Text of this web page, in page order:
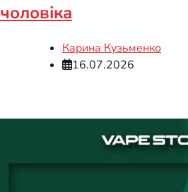
чоловіка
Карина Кузьменко
16.07.2026